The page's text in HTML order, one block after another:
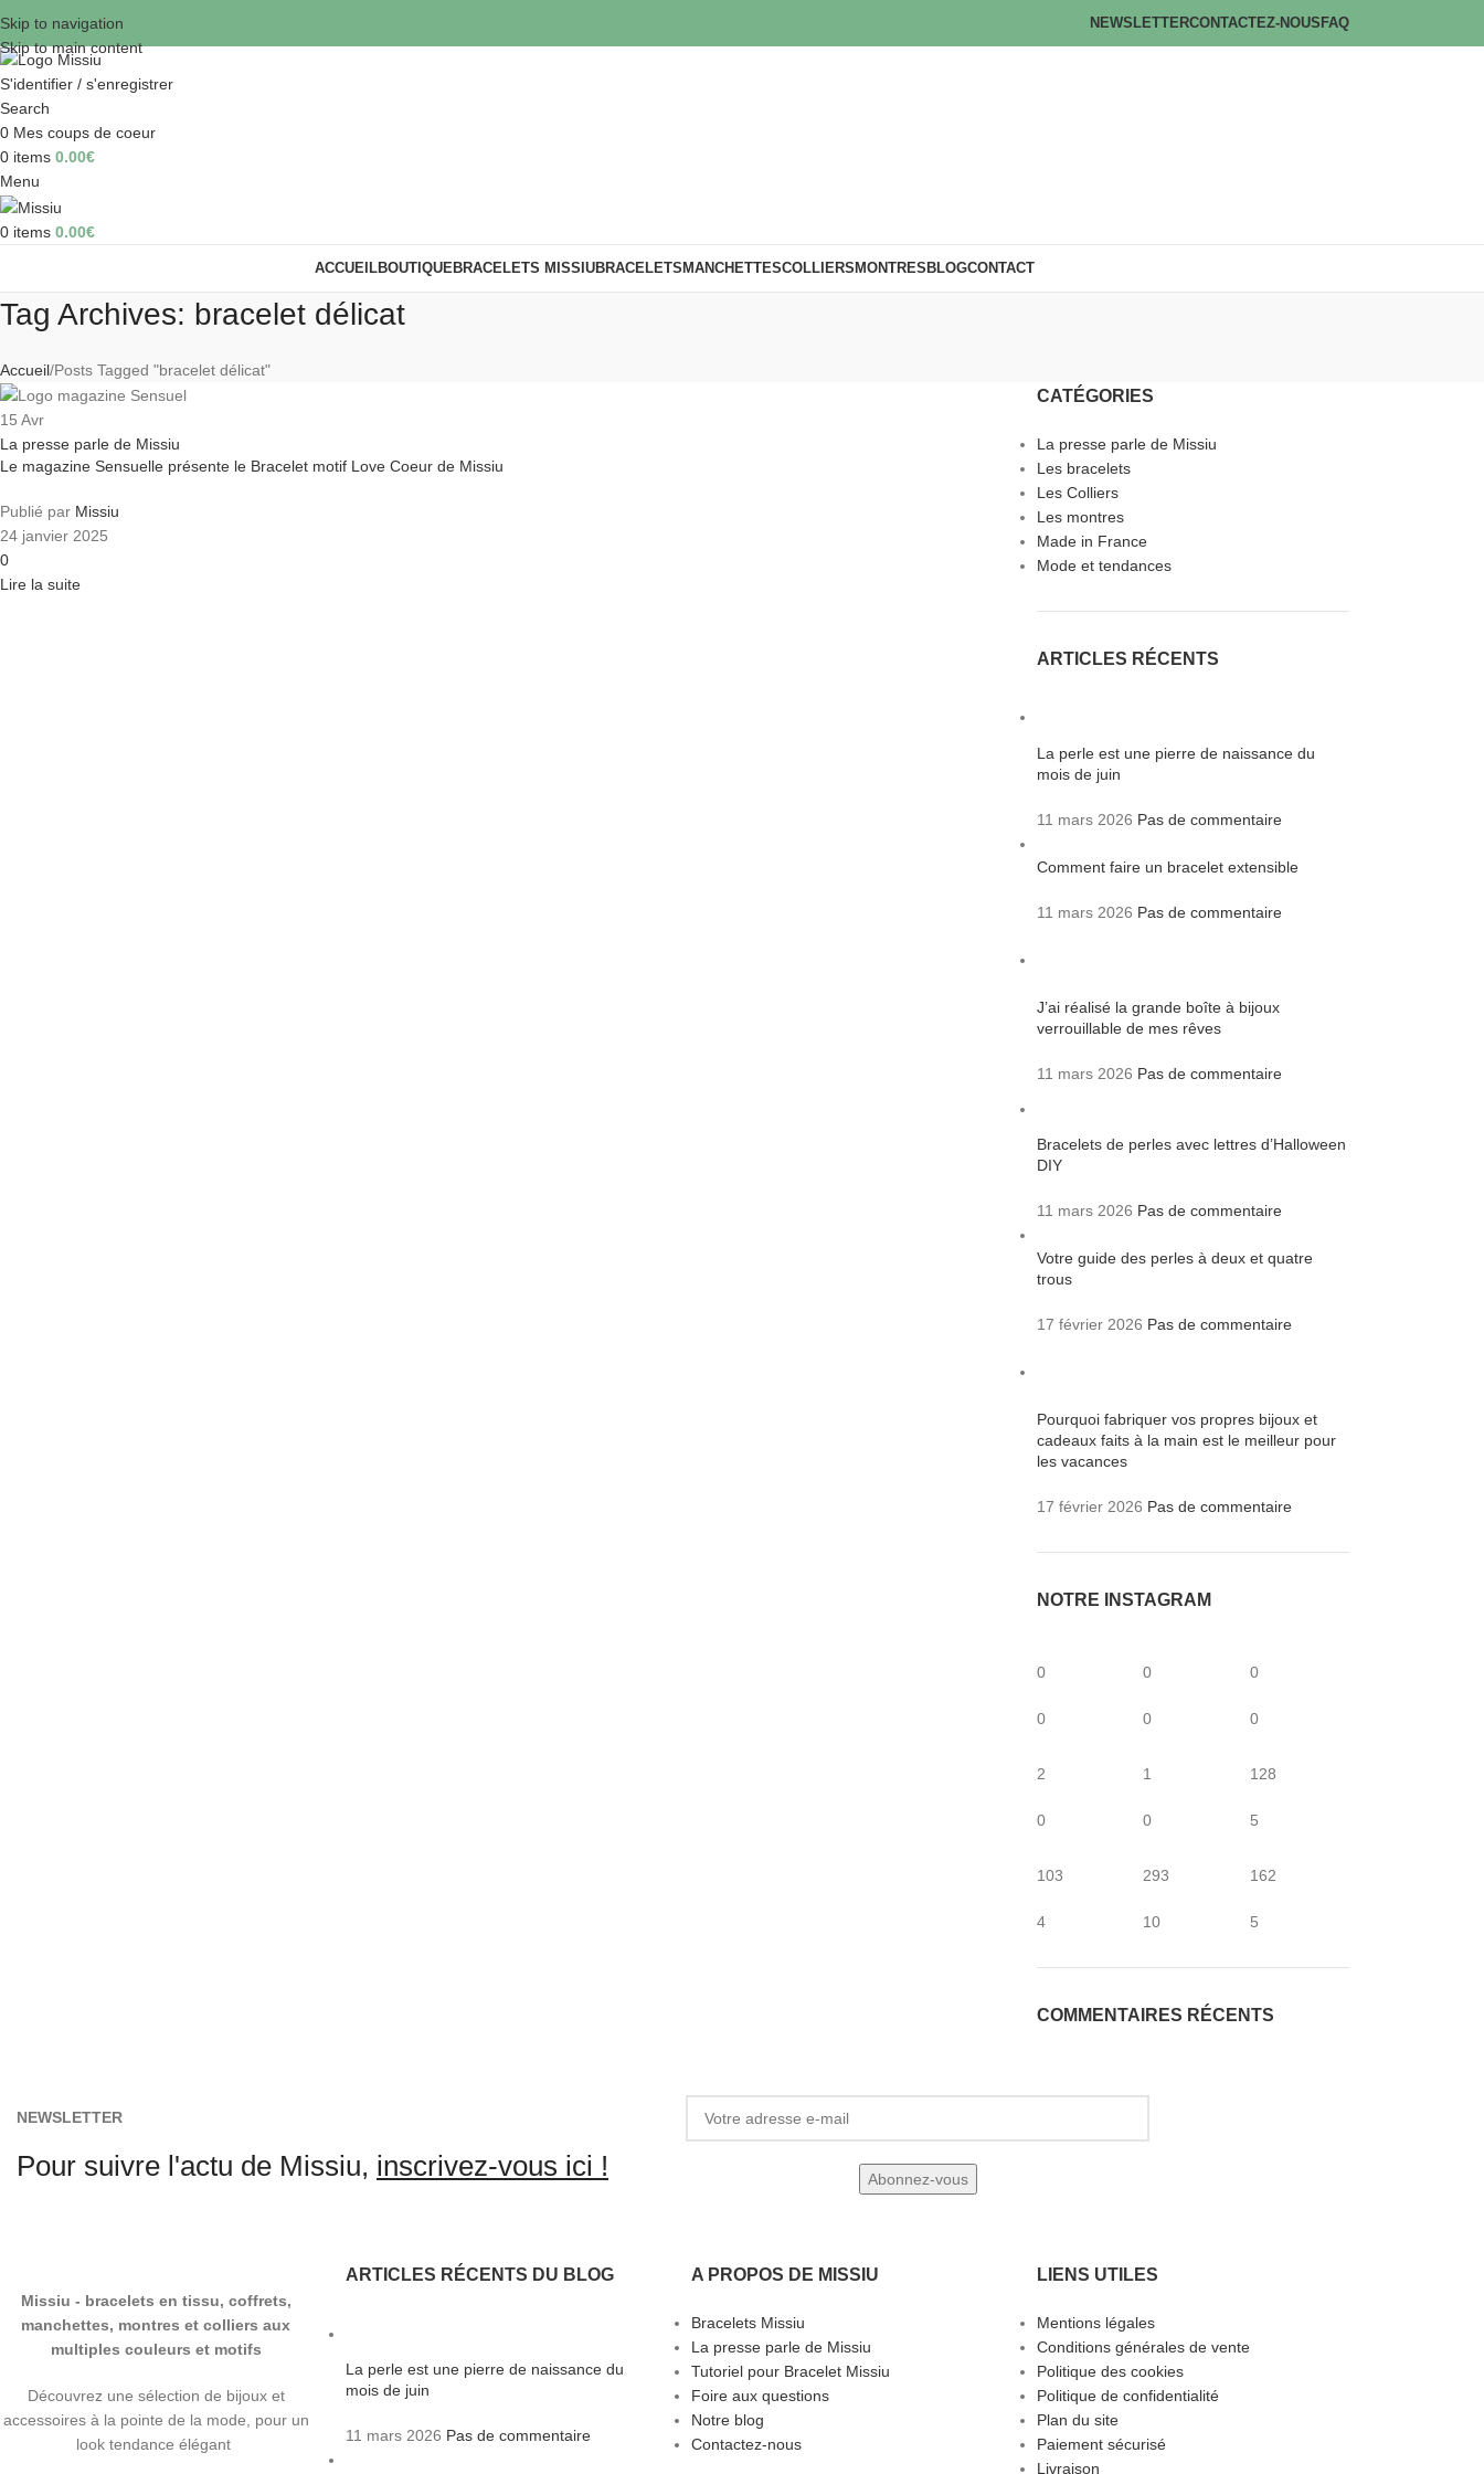
Skip to navigation
Skip to main content
NEWSLETTERCONTACTEZ-NOUS FAQ
S'identifier / s'enregistrer
Search
0 Mes coups de coeur
0 items 0.00€
Menu
0 items 0.00€
ACCUEILBOUTIQUEBRACELETS MISSIUBRACELETS MANCHETTESCOLLIERS MONTRES BLOGCONTACT
Tag Archives: bracelet délicat
Accueil Posts Tagged "bracelet délicat"
15 Avr
La presse parle de Missiu
Le magazine Sensuelle présente le Bracelet motif Love Coeur de Missiu
Publié par Missiu
24 janvier 2025
0
Lire la suite
CATÉGORIES
La presse parle de Missiu
Les bracelets
Les Colliers
Les montres
Made in France
Mode et tendances
ARTICLES RÉCENTS
La perle est une pierre de naissance du
mois de juin
11 mars 2026 Pas de commentaire
Comment faire un bracelet extensible
11 mars 2026 Pas de commentaire
J’ai réalisé la grande boîte à bijoux
verrouillable de mes rêves
11 mars 2026 Pas de commentaire
Bracelets de perles avec lettres d’Halloween
DIY
11 mars 2026 Pas de commentaire
Votre guide des perles à deux et quatre
trous
17 février 2026 Pas de commentaire
Pourquoi fabriquer vos propres bijoux et
cadeaux faits à la main est le meilleur pour
les vacances
17 février 2026 Pas de commentaire
NOTRE INSTAGRAM
0
0
0
0
0
0
2
0
1
0
128
5
103
4
293
10
162
5
COMMENTAIRES RÉCENTS
NEWSLETTER
Pour suivre l'actu de Missiu, inscrivez-vous ici !
Missiu - bracelets en tissu, coffrets,
manchettes, montres et colliers aux
multiples couleurs et motifs
Découvrez une sélection de bijoux et
accessoires à la pointe de la mode, pour un
look tendance élégant
ARTICLES RÉCENTS DU BLOG
La perle est une pierre de naissance du
mois de juin
11 mars 2026 Pas de commentaire
A PROPOS DE MISSIU
Bracelets Missiu
La presse parle de Missiu
Tutoriel pour Bracelet Missiu
Foire aux questions
Notre blog
Contactez-nous
LIENS UTILES
Mentions légales
Conditions générales de vente
Politique des cookies
Politique de confidentialité
Plan du site
Paiement sécurisé
Livraison